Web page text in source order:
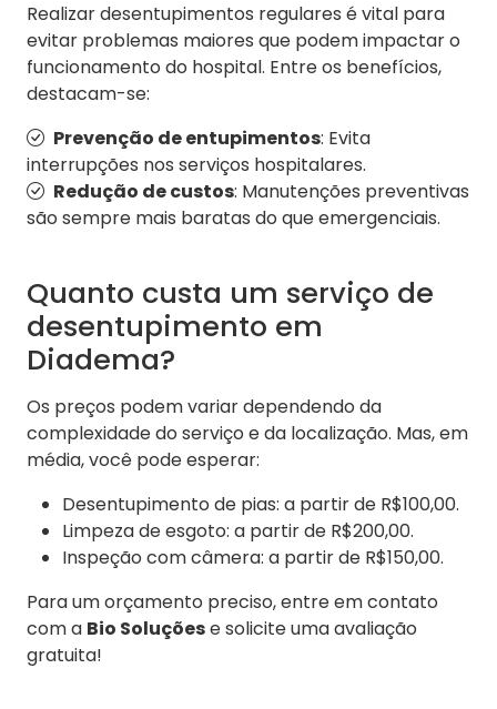
Realizar desentupimentos regulares é vital para
evitar problemas maiores que podem impactar o
funcionamento do hospital. Entre os benefícios,
destacam-se:
Prevenção de entupimentos: Evita
interrupções nos serviços hospitalares.
Redução de custos: Manutenções preventivas
são sempre mais baratas do que emergenciais.
Quanto custa um serviço de
desentupimento em
Diadema?
Os preços podem variar dependendo da
complexidade do serviço e da localização. Mas, em
média, você pode esperar:
Desentupimento de pias: a partir de R$100,00.
Limpeza de esgoto: a partir de R$200,00.
Inspeção com câmera: a partir de R$150,00.
Para um orçamento preciso, entre em contato
com a Bio Soluçõese solicite uma avaliação
gratuita!